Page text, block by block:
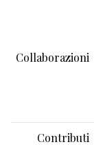
Collaborazioni
Contributi